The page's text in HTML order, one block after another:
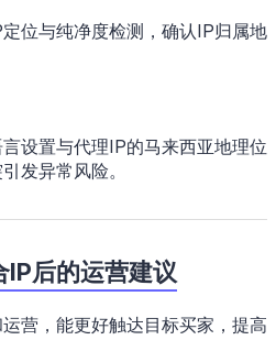
位与纯净度检测，确认IP归属地
设置与代理IP的马来西亚地理位
发异常风险。
后的运营建议
营，能更好触达目标买家，提高